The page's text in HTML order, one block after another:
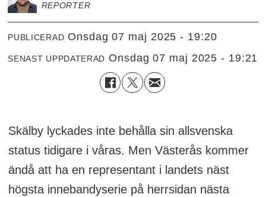
REPORTER
PUBLICERAD onsdag 07 maj 2025 - 19:20
SENAST UPPDATERAD onsdag 07 maj 2025 - 19:21
Skälby lyckades inte behålla sin allsvenska
status tidigare i våras. Men Västerås kommer
ändå att ha en representant i landets näst
högsta innebandyserie på herrsidan nästa